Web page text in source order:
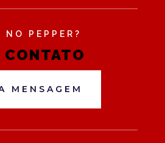
PEPPER?
CONTATO
MENSAGEM